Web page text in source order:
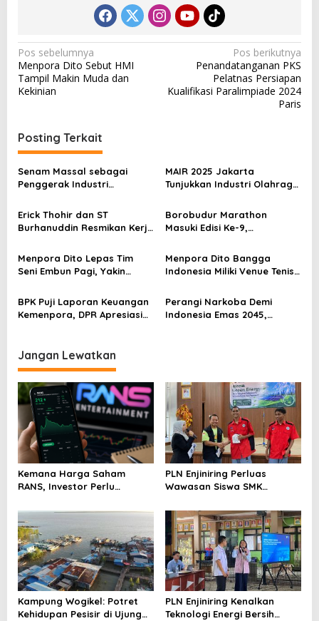
N
a
v
g
a
s
i
p
o
s
Pos sebelumnya
Menpora Dito Sebut HMI
Tampil Makin Muda dan
Kekinian
Pos berikutnya
Penandatanganan PKS
Pelatnas Persiapan
Kualifikasi Paralimpiade 2024
Paris
Posting Terkait
Senam Massal sebagai
Penggerak Industri
2025 untuk Ekonomi
Nasional
MAIR 2025 Jakarta
Tunjukkan Industri Olahraga
Erick Thohir dan ST
Burhanuddin Resmikan Kerja
Program Pemuda dan
Olahraga
Borobudur Marathon
Masuki Edisi Ke-9,
Kolaborasi
Menpora Dito Lepas Tim
Seni Embun Pagi, Yakin
Global
Menpora Dito Bangga
Indonesia Miliki Venue Tenis
BPK Puji Laporan Keuangan
Kemenpora, DPR Apresiasi
Perangi Narkoba Demi
Indonesia Emas 2045,
Jangan Lewatkan
Kemana Harga Saham
RANS, Investor Perlu
Menghindari Spekulasi
Berlebihan
PLN Enjiniring Perluas
Wawasan Siswa SMK
Perubahan Iklim
Kampung Wogikel: Potret
Kehidupan Pesisir di Ujung
PLN Enjiniring Kenalkan
Teknologi Energi Bersih